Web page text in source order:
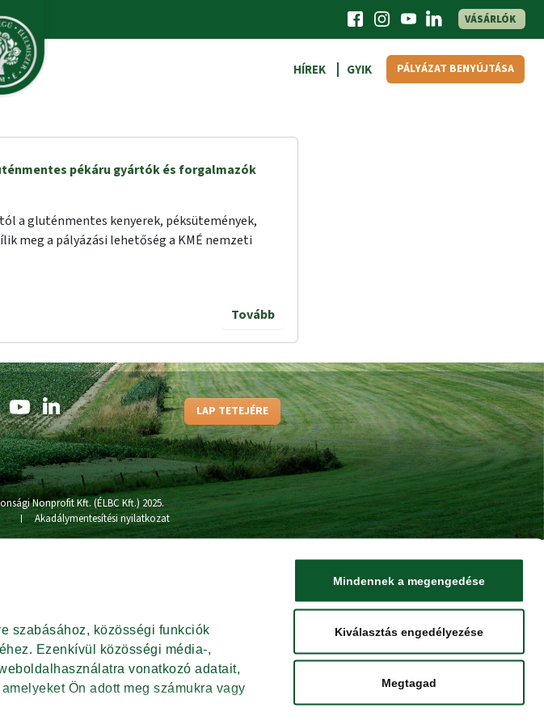
szabásához, közösségi funkciók
Ezenkívül közösségi média-,
vonatkozó adatait,
Ön adott meg számukra vagy
Mindennek a megengedése
Kiválasztás engedélyezése
Megtagad
VÁSÁRLÓK
HÍREK GYIK PÁLYÁZAT BENYÚJTÁSA
pékáru gyártók és forgalmazók
a gluténmentes kenyerek, péksütemények,
meg a pályázási lehetőség a KMÉ nemzeti
Tovább
LAP TETEJÉRE
Nonprofit Kft. (ÉLBC Kft.) 2025.
Akadálymentesítési nyilatkozat